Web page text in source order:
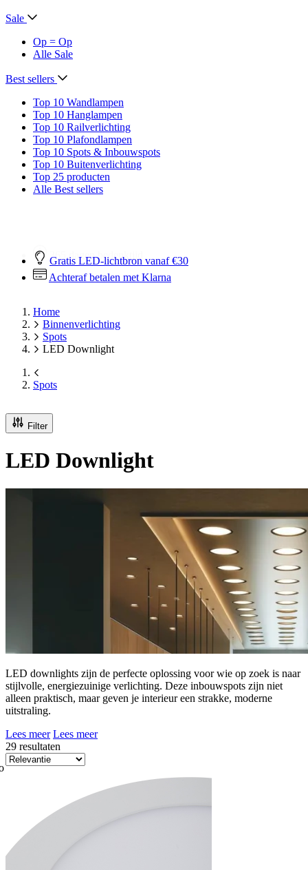
Sale
Op = Op
Alle Sale
Best sellers
Top 10 Wandlampen
Top 10 Hanglampen
Top 10 Railverlichting
Top 10 Plafondlampen
Top 10 Spots & Inbouwspots
Top 10 Buitenverlichting
Top 25 producten
Alle Best sellers
Gratis LED-lichtbron vanaf €30
Achteraf betalen met Klarna
Home
Binnenverlichting
Spots
LED Downlight
Spots
Filter
LED Downlight
LED downlights zijn de perfecte oplossing voor wie op zoek is naar
stijlvolle, energiezuinige verlichting. Deze inbouwspots zijn niet
alleen praktisch, maar geven je interieur een strakke, moderne
uitstraling.
Lees meer Lees meer
29 resultaten